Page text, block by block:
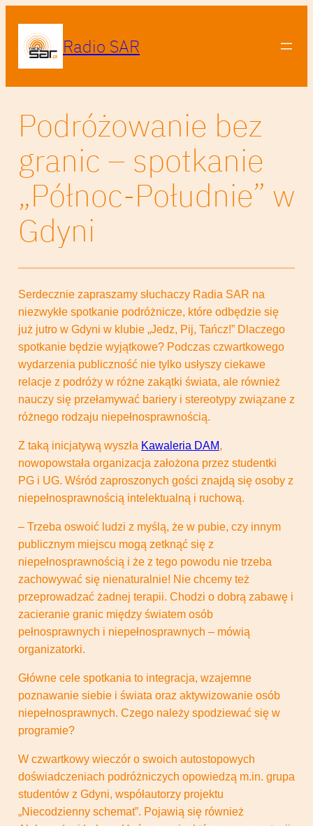
Radio SAR
Podróżowanie bez
granic – spotkanie
„Północ-Południe” w
Gdyni
Serdecznie zapraszamy słuchaczy Radia SAR na
niezwykłe spotkanie podróżnicze, które odbędzie się
już jutro w Gdyni w klubie „Jedz, Pij, Tańcz!” Dlaczego
spotkanie będzie wyjątkowe? Podczas czwartkowego
wydarzenia publiczność nie tylko usłyszy ciekawe
relacje z podróży w różne zakątki świata, ale również
nauczy się przełamywać bariery i stereotypy związane z
różnego rodzaju niepełnosprawnością.
Z taką inicjatywą wyszła Kawaleria DAM,
nowopowstała organizacja założona przez studentki
PG i UG. Wśród zaproszonych gości znajdą się osoby z
niepełnosprawnością intelektualną i ruchową.
– Trzeba oswoić ludzi z myślą, że w pubie, czy innym
publicznym miejscu mogą zetknąć się z
niepełnosprawnością i że z tego powodu nie trzeba
zachowywać się nienaturalnie! Nie chcemy też
przeprowadzać żadnej terapii. Chodzi o dobrą zabawę i
zacieranie granic między światem osób
pełnosprawnych i niepełnosprawnych – mówią
organizatorki.
Główne cele spotkania to integracja, wzajemne
poznawanie siebie i świata oraz aktywizowanie osób
niepełnosprawnych. Czego należy spodziewać się w
programie?
W czwartkowy wieczór o swoich autostopowych
doświadczeniach podróżniczych opowiedzą m.in. grupa
studentów z Gdyni, współautorzy projektu
„Niecodzienny schemat”. Pojawią się również